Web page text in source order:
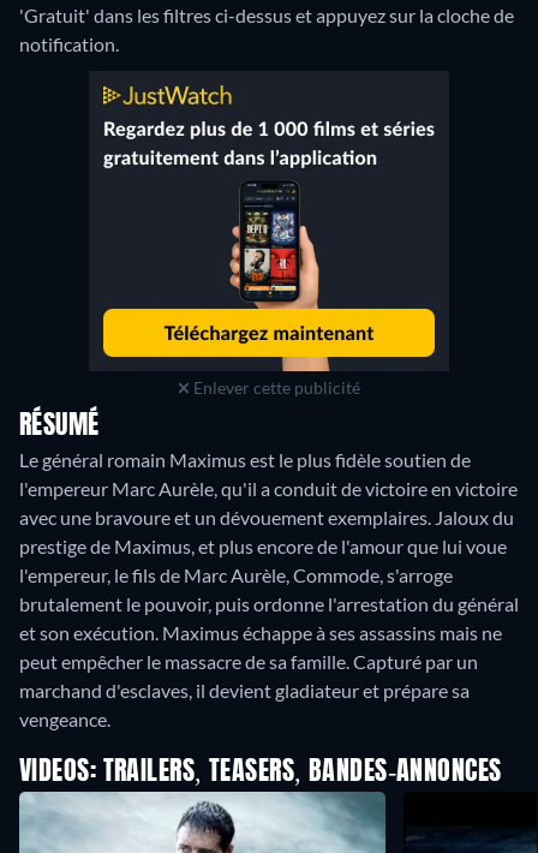
'Gratuit' dans les filtres ci-dessus et appuyez sur la cloche de
notification.
Enlever cette publicité
RÉSUMÉ
Le général romain Maximus est le plus fidèle soutien de
l'empereur Marc Aurèle, qu'il a conduit de victoire en victoire
avec une bravoure et un dévouement exemplaires. Jaloux du
prestige de Maximus, et plus encore de l'amour que lui voue
l'empereur, le fils de Marc Aurèle, Commode, s'arroge
brutalement le pouvoir, puis ordonne l'arrestation du général
et son exécution. Maximus échappe à ses assassins mais ne
peut empêcher le massacre de sa famille. Capturé par un
marchand d'esclaves, il devient gladiateur et prépare sa
vengeance.
VIDEOS: TRAILERS, TEASERS, BANDES-ANNONCES